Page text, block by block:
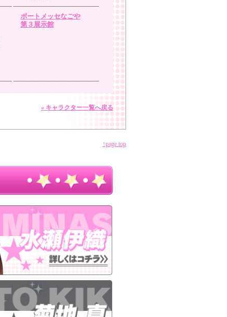
ポートメッセなごや
第３展示館
« キャラクター一覧へ戻る
↑page top